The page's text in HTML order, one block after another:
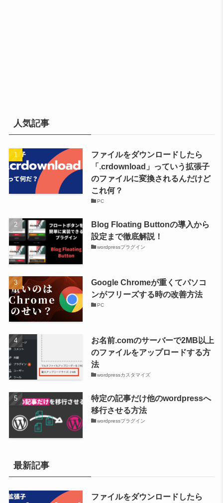
人気記事
ファイルをダウンロードしたら
「.crdownload」っていう拡張子
のファイルに変換されるんだけど
これ何？
PC
Blog Floating Buttonの導入から
設定まで徹底解説！
wordpressプラグイン
Google Chromeが重くてパソコ
ンがフリーズする時の改善方法
PC
お名前.comのサーバーで2MB以上
のファイルをアップロードする方
法
wordpressカスタマイズ
特定の記事だけ他のwordpressへ
移行させる方法
wordpressプラグイン
最新記事
ファイルをダウンロードしたら